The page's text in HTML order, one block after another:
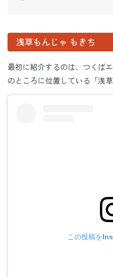
浅草もんじゃ もきち
最初に紹介するのは、つくば
のところに位置している「浅
この投稿を